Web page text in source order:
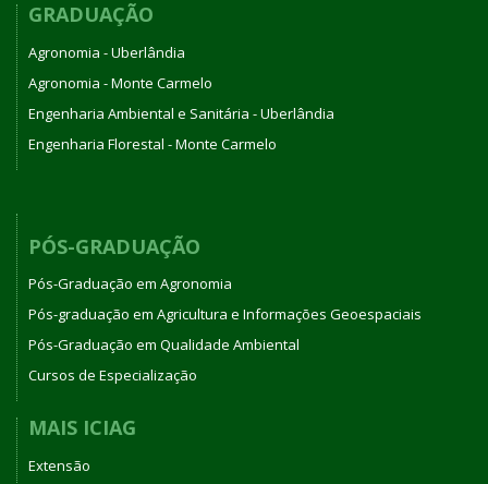
GRADUAÇÃO
Agronomia - Uberlândia
Agronomia - Monte Carmelo
Engenharia Ambiental e Sanitária - Uberlândia
Engenharia Florestal - Monte Carmelo
PÓS-GRADUAÇÃO
Pós-Graduação em Agronomia
Pós-graduação em Agricultura e Informações Geoespaciais
Pós-Graduação em Qualidade Ambiental
Cursos de Especialização
MAIS ICIAG
Extensão